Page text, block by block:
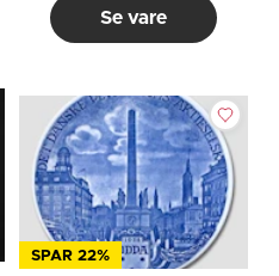
Se vare
SPAR 22%